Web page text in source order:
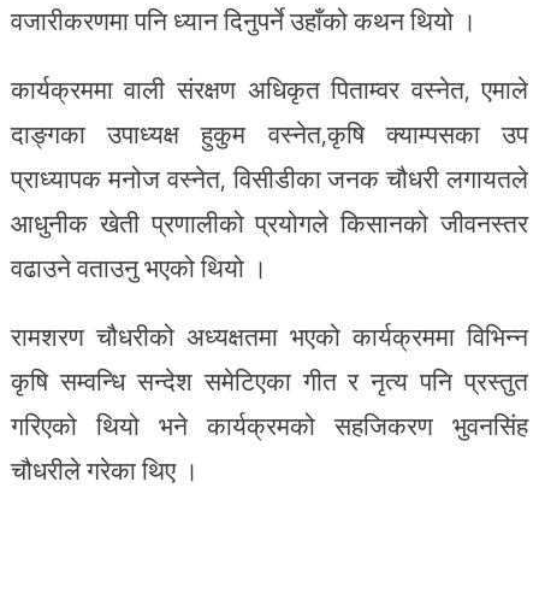
वजारीकरणमा पनि ध्यान दिनुपर्ने उहाँको कथन थियो ।
कार्यक्रममा वाली संरक्षण अधिकृत पिताम्वर वस्नेत, एमाले
दाङ्गका उपाध्यक्ष हुकुम वस्नेत,कृषि क्याम्पसका उप
प्राध्यापक मनोज वस्नेत, विसीडीका जनक चौधरी लगायतले
आधुनीक खेती प्रणालीको प्रयोगले किसानको जीवनस्तर
वढाउने वताउनु भएको थियो ।
रामशरण चौधरीको अध्यक्षतमा भएको कार्यक्रममा विभिन्न
कृषि सम्वन्धि सन्देश समेटिएका गीत र नृत्य पनि प्रस्तुत
गरिएको थियो भने कार्यक्रमको सहजिकरण भुवनसिंह
चौधरीले गरेका थिए ।